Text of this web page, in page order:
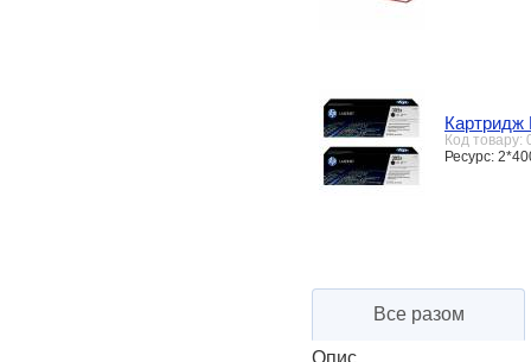
Картридж
Код товару:
Ресурс:
Все разом
Опис